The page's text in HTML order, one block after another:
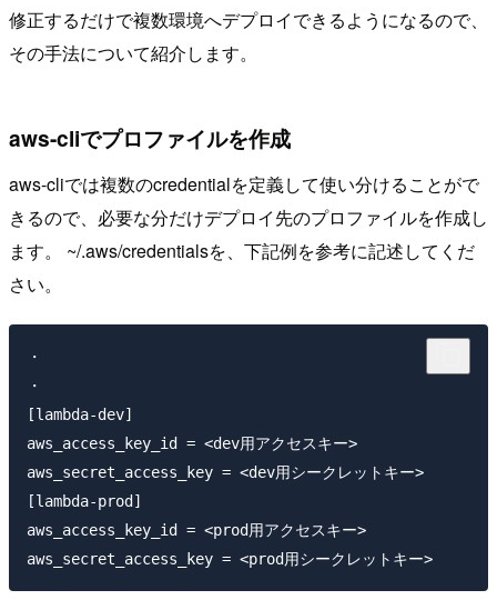
修正するだけで複数環境へデプロイできるようになるので、
その手法について紹介します。
aws-cliでプロファイルを作成
aws-cliでは複数のcredentialを定義して使い分けることがで
きるので、必要な分だけデプロイ先のプロファイルを作成し
ます。 ~/.aws/credentialsを、下記例を参考に記述してくだ
さい。
・
・
[lambda-dev]
aws_access_key_id = <dev用アクセスキー>
aws_secret_access_key = <dev用シークレットキー>
[lambda-prod]
aws_access_key_id = <prod用アクセスキー>